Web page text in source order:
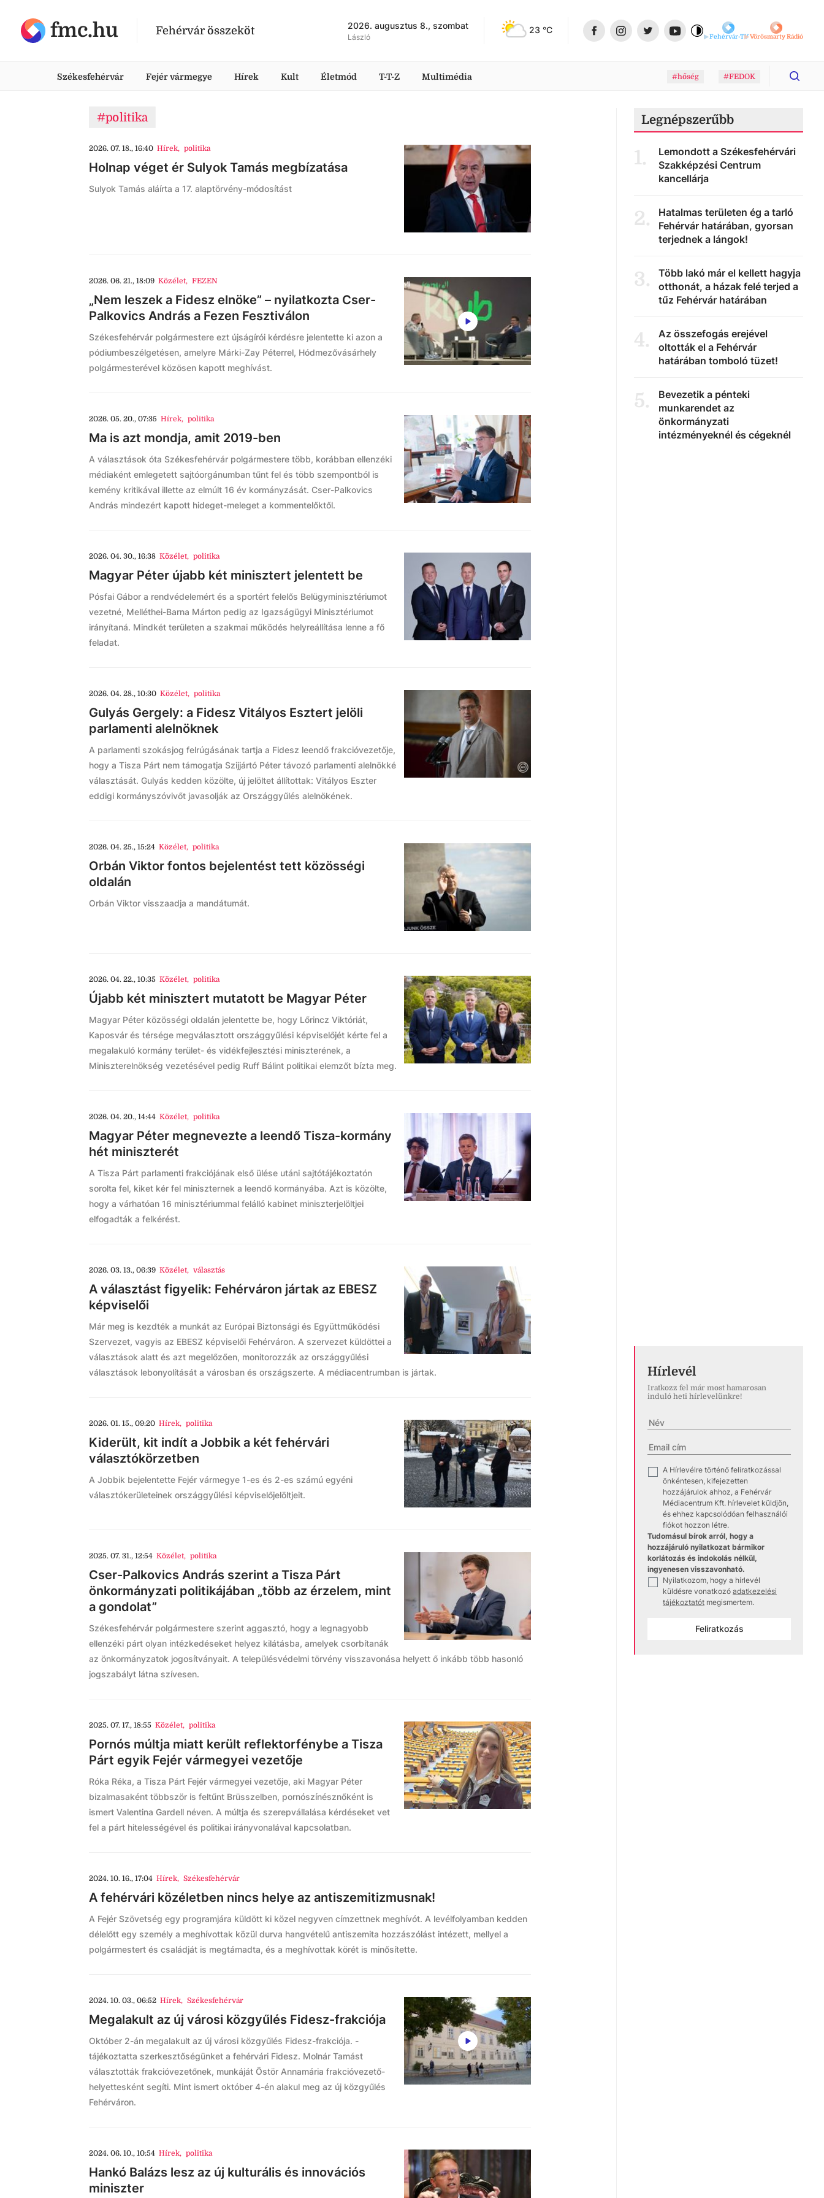
fmc.hu Fehérvár összeköt 2026. augusztus 8., szombat
László
23 °C
Fehérvár-TVVörösmarty Rádió
Székesfehérvár Fejér vármegye Hírek Kult Életmód T-T-Z Multimédia #hőség #FEDOK
#politika
2026. 07. 18., 16:40 Hírek, politika
Holnap véget ér Sulyok Tamás megbízatása
Sulyok Tamás aláírta a 17. alaptörvény-módosítást
2026. 06. 21., 18:09 Közélet, FEZEN
„Nem leszek a Fidesz elnöke” – nyilatkozta Cser-
Palkovics András a Fezen Fesztiválon
Székesfehérvár polgármestere ezt újságírói kérdésre jelentette ki azon a
pódiumbeszélgetésen, amelyre Márki-Zay Péterrel, Hódmezővásárhely
polgármesterével közösen kapott meghívást.
2026. 05. 20., 07:35 Hírek, politika
Ma is azt mondja, amit 2019-ben
A választások óta Székesfehérvár polgármestere több, korábban ellenzéki
médiaként emlegetett sajtóorgánumban tűnt fel és több szempontból is
kemény kritikával illette az elmúlt 16 év kormányzását. Cser-Palkovics
András mindezért kapott hideget-meleget a kommentelőktől.
2026. 04. 30., 16:38 Közélet, politika
Magyar Péter újabb két minisztert jelentett be
Pósfai Gábor a rendvédelemért és a sportért felelős Belügyminisztériumot
vezetné, Melléthei-Barna Márton pedig az Igazságügyi Minisztériumot
irányítaná. Mindkét területen a szakmai működés helyreállítása lenne a fő
feladat.
2026. 04. 28., 10:30 Közélet, politika
Gulyás Gergely: a Fidesz Vitályos Esztert jelöli
parlamenti alelnöknek
A parlamenti szokásjog felrúgásának tartja a Fidesz leendő frakcióvezetője,
hogy a Tisza Párt nem támogatja Szijjártó Péter távozó parlamenti alelnökké
választását. Gulyás kedden közölte, új jelöltet állítottak: Vitályos Eszter
eddigi kormányszóvivőt javasolják az Országgyűlés alelnökének.
2026. 04. 25., 15:24 Közélet, politika
Orbán Viktor fontos bejelentést tett közösségi
oldalán
Orbán Viktor visszaadja a mandátumát.
2026. 04. 22., 10:35 Közélet, politika
Újabb két minisztert mutatott be Magyar Péter
Magyar Péter közösségi oldalán jelentette be, hogy Lőrincz Viktóriát,
Kaposvár és térsége megválasztott országgyűlési képviselőjét kérte fel a
megalakuló kormány terület- és vidékfejlesztési miniszterének, a
Miniszterelnökség vezetésével pedig Ruff Bálint politikai elemzőt bízta meg.
2026. 04. 20., 14:44 Közélet, politika
Magyar Péter megnevezte a leendő Tisza-kormány
hét miniszterét
A Tisza Párt parlamenti frakciójának első ülése utáni sajtótájékoztatón
sorolta fel, kiket kér fel miniszternek a leendő kormányába. Azt is közölte,
hogy a várhatóan 16 minisztériummal felálló kabinet miniszterjelöltjei
elfogadták a felkérést.
2026. 03. 13., 06:39 Közélet, választás
A választást figyelik: Fehérváron jártak az EBESZ
képviselői
Már meg is kezdték a munkát az Európai Biztonsági és Együttműködési
Szervezet, vagyis az EBESZ képviselői Fehérváron. A szervezet küldöttei a
választások alatt és azt megelőzően, monitorozzák az országgyűlési
választások lebonyolítását a városban és országszerte. A médiacentrumban is jártak.
2026. 01. 15., 09:20 Hírek, politika
Kiderült, kit indít a Jobbik a két fehérvári
választókörzetben
A Jobbik bejelentette Fejér vármegye 1-es és 2-es számú egyéni
választókerületeinek országgyűlési képviselőjelöltjeit.
2025. 07. 31., 12:54 Közélet, politika
Cser-Palkovics András szerint a Tisza Párt
önkormányzati politikájában „több az érzelem, mint
a gondolat”
Székesfehérvár polgármestere szerint aggasztó, hogy a legnagyobb
ellenzéki párt olyan intézkedéseket helyez kilátásba, amelyek csorbítanák
az önkormányzatok jogosítványait. A településvédelmi törvény visszavonása helyett ő inkább több hasonló
jogszabályt látna szívesen.
2025. 07. 17., 18:55 Közélet, politika
Pornós múltja miatt került reflektorfénybe a Tisza
Párt egyik Fejér vármegyei vezetője
Róka Réka, a Tisza Párt Fejér vármegyei vezetője, aki Magyar Péter
bizalmasaként többször is feltűnt Brüsszelben, pornószínésznőként is
ismert Valentina Gardell néven. A múltja és szerepvállalása kérdéseket vet
fel a párt hitelességével és politikai irányvonalával kapcsolatban.
2024. 10. 16., 17:04 Hírek, Székesfehérvár
A fehérvári közéletben nincs helye az antiszemitizmusnak!
A Fejér Szövetség egy programjára küldött ki közel negyven címzettnek meghívót. A levélfolyamban kedden
délelőtt egy személy a meghívottak közül durva hangvételű antiszemita hozzászólást intézett, mellyel a
polgármestert és családját is megtámadta, és a meghívottak körét is minősítette.
2024. 10. 03., 06:52 Hírek, Székesfehérvár
Megalakult az új városi közgyűlés Fidesz-frakciója
Október 2-án megalakult az új városi közgyűlés Fidesz-frakciója. -
tájékoztatta szerkesztőségünket a fehérvári Fidesz. Molnár Tamást
választották frakcióvezetőnek, munkáját Östör Annamária frakcióvezető-
helyettesként segíti. Mint ismert október 4-én alakul meg az új közgyűlés
Fehérváron.
2024. 06. 10., 10:54 Hírek, politika
Hankó Balázs lesz az új kulturális és innovációs
miniszter
Legnépszerűbb
1.
Lemondott a Székesfehérvári
Szakképzési Centrum
kancellárja
2.
Hatalmas területen ég a tarló
Fehérvár határában, gyorsan
terjednek a lángok!
3.
Több lakó már el kellett hagyja
otthonát, a házak felé terjed a
tűz Fehérvár határában
4.
Az összefogás erejével
oltották el a Fehérvár
határában tomboló tüzet!
5.
Bevezetik a pénteki
munkarendet az
önkormányzati
intézményeknél és cégeknél
Hírlevél
Iratkozz fel már most hamarosan
induló heti hírlevelünkre!
A Hírlevélre történő feliratkozással
önkéntesen, kifejezetten
hozzájárulok ahhoz, a Fehérvár
Médiacentrum Kft. hírlevelet küldjön,
és ehhez kapcsolódóan felhasználói
fiókot hozzon létre.
Tudomásul bírok arról, hogy a
hozzájáruló nyilatkozat bármikor
korlátozás és indokolás nélkül,
ingyenesen visszavonható.
Nyilatkozom, hogy a hírlevél
küldésre vonatkozó adatkezelési
tájékoztatót megismertem.
Feliratkozás